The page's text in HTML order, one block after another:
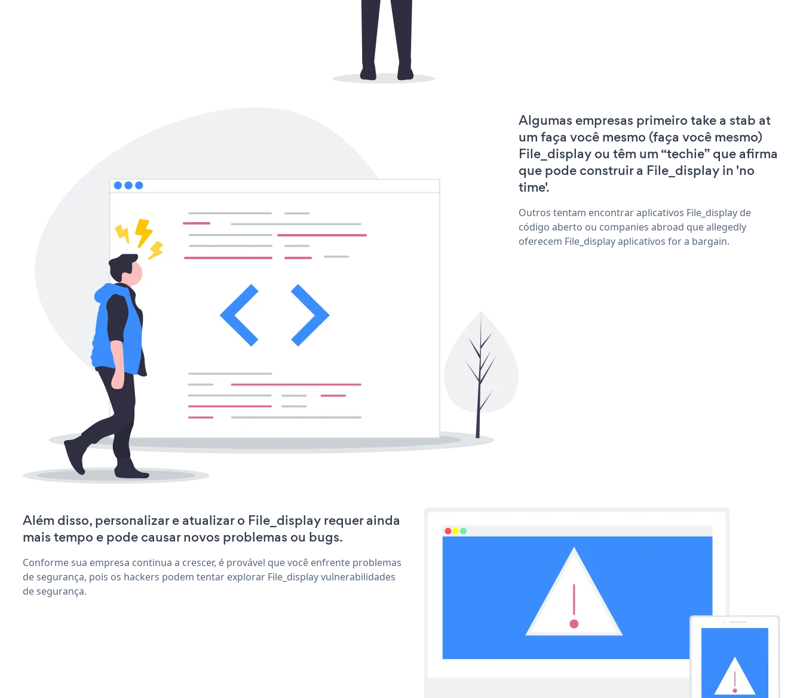
Algumas empresas primeiro take a stab at
um faça você mesmo (faça você mesmo)
File_display ou têm um “techie” que afirma
que pode construir a File_display in 'no
time'.
Outros tentam encontrar aplicativos File_display de
código aberto ou companies abroad que allegedly
oferecem File_display aplicativos for a bargain.
Além disso, personalizar e atualizar o File_display requer ainda
mais tempo e pode causar novos problemas ou bugs.
Conforme sua empresa continua a crescer, é provável que você enfrente problemas
de segurança, pois os hackers podem tentar explorar File_display vulnerabilidades
de segurança.